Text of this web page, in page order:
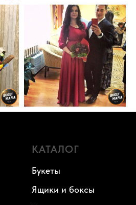
КАТАЛОГ
Букеты
Ящики и боксы